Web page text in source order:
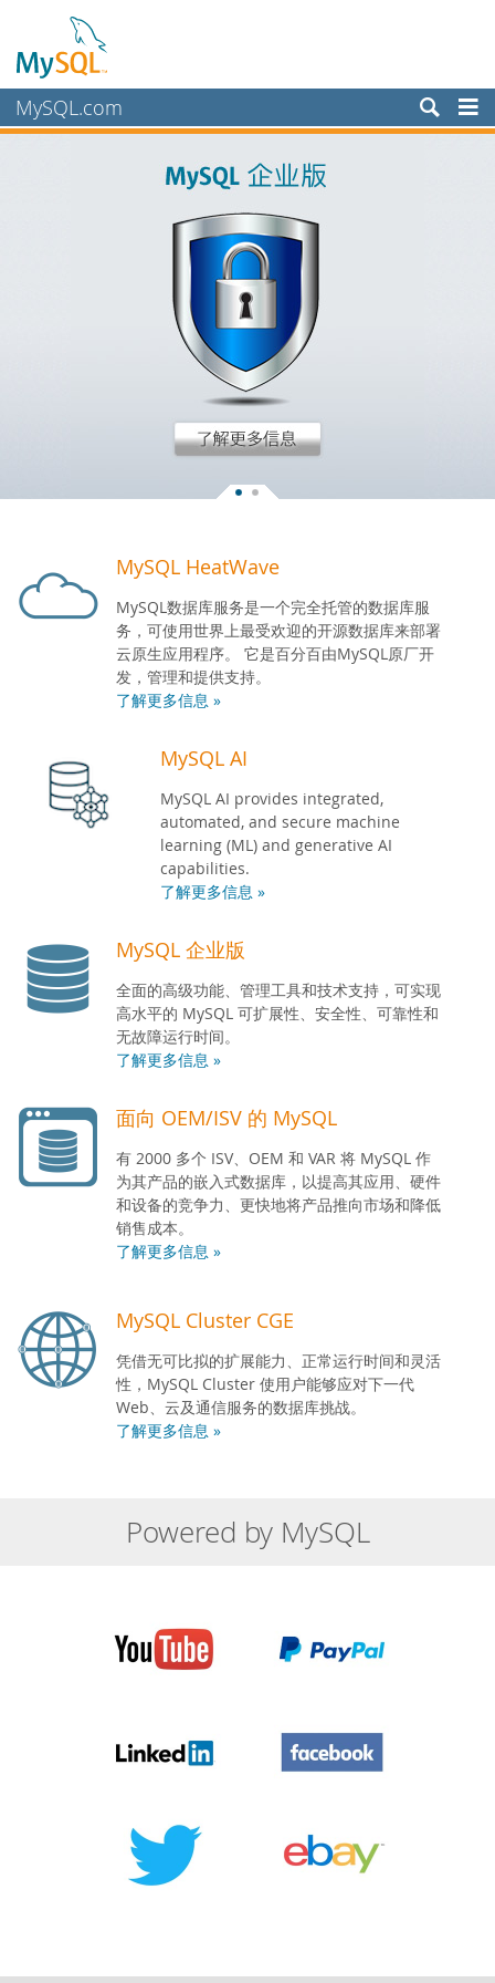
MySQL.com
开发人员专区
MySQL HeatWave
MySQL数据库服务是一个完全托管的数据库服
务，可使用世界上最受欢迎的开源数据库来部署
云原生应用程序。 它是百分百由MySQL原厂开
发，管理和提供支持。
了解更多信息 »
MySQL AI
MySQL AI provides integrated,
automated, and secure machine
learning (ML) and generative AI
capabilities.
了解更多信息 »
MySQL 企业版
全面的高级功能、管理工具和技术支持，可实现
高水平的 MySQL 可扩展性、安全性、可靠性和
无故障运行时间。
了解更多信息 »
面向 OEM/ISV 的 MySQL
有 2000 多个 ISV、OEM 和 VAR 将 MySQL 作
为其产品的嵌入式数据库，以提高其应用、硬件
和设备的竞争力、更快地将产品推向市场和降低
销售成本。
了解更多信息 »
MySQL Cluster CGE
凭借无可比拟的扩展能力、正常运行时间和灵活
性，MySQL Cluster 使用户能够应对下一代
Web、云及通信服务的数据库挑战。
了解更多信息 »
Powered by MySQL